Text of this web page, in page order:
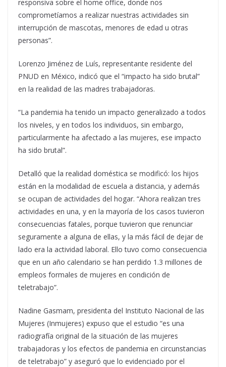
responsiva sobre el home office, donde nos
comprometíamos a realizar nuestras actividades sin
interrupción de mascotas, menores de edad u otras
personas”.
Lorenzo Jiménez de Luís, representante residente del
PNUD en México, indicó que el “impacto ha sido brutal”
en la realidad de las madres trabajadoras.
“La pandemia ha tenido un impacto generalizado a todos
los niveles, y en todos los individuos, sin embargo,
particularmente ha afectado a las mujeres, ese impacto
ha sido brutal”.
Detalló que la realidad doméstica se modificó: los hijos
están en la modalidad de escuela a distancia, y además
se ocupan de actividades del hogar. “Ahora realizan tres
actividades en una, y en la mayoría de los casos tuvieron
consecuencias fatales, porque tuvieron que renunciar
seguramente a alguna de ellas, y la más fácil de dejar de
lado era la actividad laboral. Ello tuvo como consecuencia
que en un año calendario se han perdido 1.3 millones de
empleos formales de mujeres en condición de
teletrabajo”.
Nadine Gasmam, presidenta del Instituto Nacional de las
Mujeres (Inmujeres) expuso que el estudio “es una
radiografía original de la situación de las mujeres
trabajadoras y los efectos de pandemia en circunstancias
de teletrabajo” y aseguró que lo evidenciado por el